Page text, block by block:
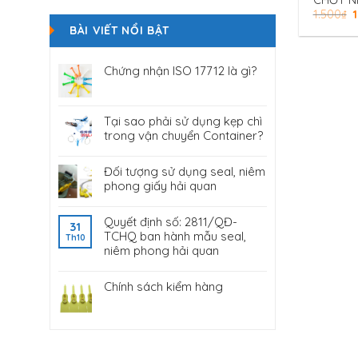
BÀI VIẾT NỔI BẬT
Chứng nhận ISO 17712 là gì?
Tại sao phải sử dụng kẹp chì
trong vận chuyển Container?
Đối tượng sử dụng seal, niêm
phong giấy hải quan
31
Th10
Quyết định số: 2811/QĐ-
TCHQ ban hành mẫu seal,
niêm phong hải quan
Chính sách kiểm hàng
THÙNG
1.500₫